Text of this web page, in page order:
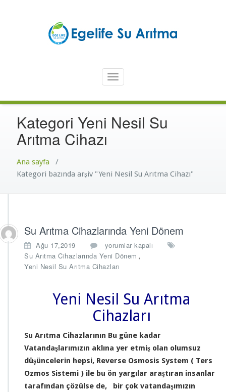
En İyi Su Arıtma Cihazı – Ege
Life Su Arıtma Cihazı
Toggle
navigation
Kategori Yeni Nesil Su
Arıtma Cihazı
Ana sayfa /
Kategori bazında arşiv "Yeni Nesil Su Arıtma Cihazı"
Su Arıtma Cihazlarında Yeni Dönem
Ağu 17,2019
S
u
A
t
m
a
i
h
z
l
a
yorumlar kapalı
Su Arıtma Cihazlarında Yeni Dönem ,
Yeni Nesil Su Arıtma Cihazları
Yeni Nesil Su Arıtma
Cihazları
Su Arıtma Cihazlarının Bu güne kadar
Vatandaşlarımızın aklına yer etmiş olan olumsuz
düşüncelerin hepsi, Reverse Osmosis System ( Ters
Ozmos Sistemi ) ile bu ön yargılar araştıran insanlar
tarafından çözülse de, bir çok vatandaşımızın